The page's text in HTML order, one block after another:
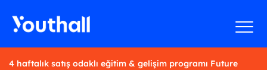
4 haftalık satış odaklı eğitim & gelişim programı Future